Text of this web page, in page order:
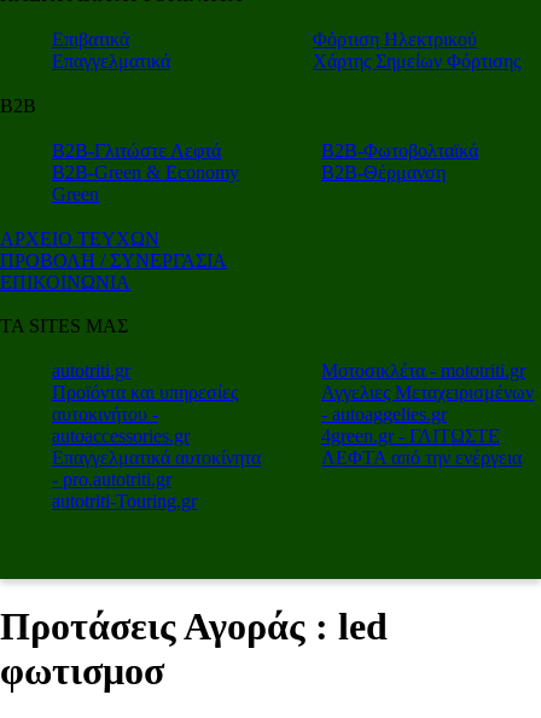
Επιβατικά
Επαγγελματικά
Φόρτιση Ηλεκτρικού
Χάρτης Σημείων Φόρτισης
Β2Β
Β2Β-Γλιτώστε Λεφτά
Β2Β-Green & Economy
Green
Β2Β-Φωτοβολταϊκά
Β2Β-Θέρμανση
ΑΡΧΕΙΟ ΤΕΥΧΩΝ
ΠΡΟΒΟΛΗ / ΣΥΝΕΡΓΑΣΙΑ
ΕΠΙΚΟΙΝΩΝΙΑ
ΤΑ SITES ΜΑΣ
autotriti.gr
Προϊόντα και υπηρεσίες
αυτοκινήτου -
autoaccessories.gr
Επαγγελματικά αυτοκίνητα
- pro.autotriti.gr
autotriti-Touring.gr
Μοτοσικλέτα - mototriti.gr
Αγγελιες Μεταχειρισμένων
- autoaggelies.gr
4green.gr - ΓΛΙΤΩΣΤΕ
ΛΕΦΤΑ από την ενέργεια
Προτάσεις Αγοράς : led
φωτισμοσ